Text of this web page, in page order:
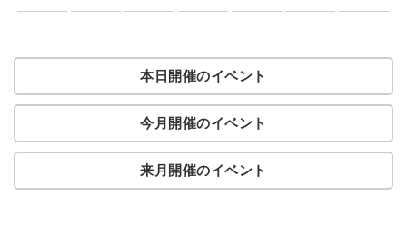
本日開催のイベント
今月開催のイベント
来月開催のイベント